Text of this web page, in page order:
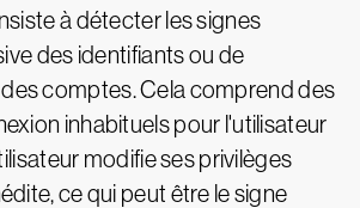
à détecter les signes
des identifiants ou de
comptes. Cela comprend des
inhabituels pour l'utilisateur
modifie ses privilèges
ce qui peut être le signe